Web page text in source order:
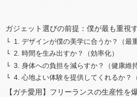
ガジェット選びの前提：僕が最も重視
1. デザインが僕の美学に合うか？（最
2. 時間を生み出すか？（効率化）
3. 身体への負担を減らすか？（健康維持
4. 心地よい体験を提供してくれるか？
【ガチ愛用】フリーランスの生産性を